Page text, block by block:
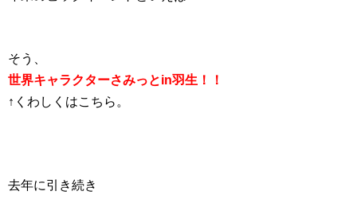
そう、
世界キャラクターさみっとin羽生！！
↑くわしくはこちら。
去年に引き続き